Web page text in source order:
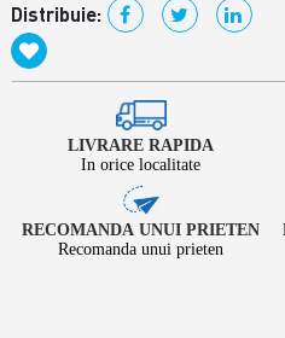
Distribuie:
LIVRARE RAPIDA
In orice localitate
RECOMANDA UNUI PRIETEN
Recomanda unui prieten